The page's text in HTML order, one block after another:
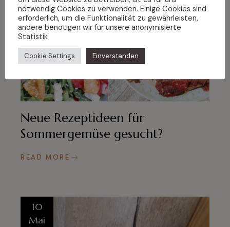
Neue Rezeptideen für
Sommergemüse gesucht?
READ MORE
10
Mai
notwendig Cookies zu verwenden. Einige Cookies sind
erforderlich, um die Funktionalität zu gewährleisten,
andere benötigen wir für unsere anonymisierte
Statistik
Cookie Settings Einverstanden